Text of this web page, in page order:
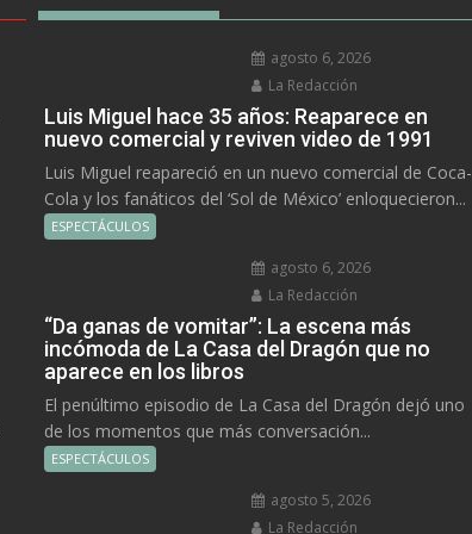
agosto 6, 2026
La Redacción
Luis Miguel hace 35 años: Reaparece en
nuevo comercial y reviven video de 1991
Luis Miguel reapareció en un nuevo comercial de Coca-
Cola y los fanáticos del ‘Sol de México’ enloquecieron...
ESPECTÁCULOS
agosto 6, 2026
La Redacción
“Da ganas de vomitar”: La escena más
incómoda de La Casa del Dragón que no
aparece en los libros
El penúltimo episodio de La Casa del Dragón dejó uno
de los momentos que más conversación...
ESPECTÁCULOS
agosto 5, 2026
La Redacción